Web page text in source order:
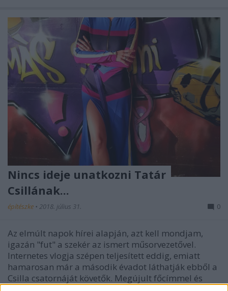
Nincs ideje unatkozni Tatár
Csillának...
építészke • 2018. július 31. 0
Az elmúlt napok hírei alapján, azt kell mondjam,
igazán "fut" a szekér az ismert műsorvezetővel.
Internetes vlogja szépen teljesített eddig, emiatt
hamarosan már a második évadot láthatják ebből a
Csilla csatornáját követők. Megújult főcímmel és